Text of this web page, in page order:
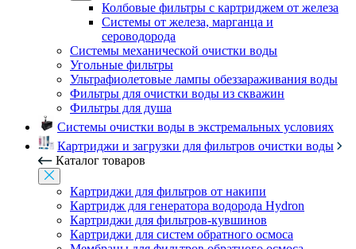
Колбовые фильтры с картриджем от железа
Системы от железа, марганца и
сероводорода
Системы механической очистки воды
Угольные фильтры
Ультрафиолетовые лампы обеззараживания воды
Фильтры для очистки воды из скважин
Фильтры для душа
Системы очистки воды в экстремальных условиях
Картриджи и загрузки для фильтров очистки воды
Каталог товаров
Картриджи для фильтров от накипи
Картридж для генератора водорода Hydron
Картриджи для фильтров-кувшинов
Картриджи для систем обратного осмоса